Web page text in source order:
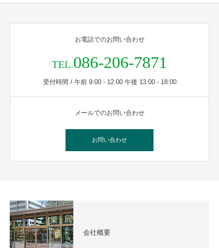
お電話でのお問い合わせ
TEL.086-206-7871
受付時間 / 午前 9:00 - 12:00 午後 13:00 - 18:00
メールでのお問い合わせ
お問い合わせ
会社概要